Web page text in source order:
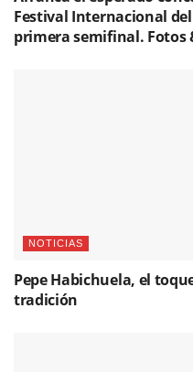
Festival Internacional
primera semifinal. Fotos
NOTICIAS
Pepe Habichuela, el
tradición